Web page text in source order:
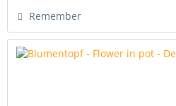
Remember